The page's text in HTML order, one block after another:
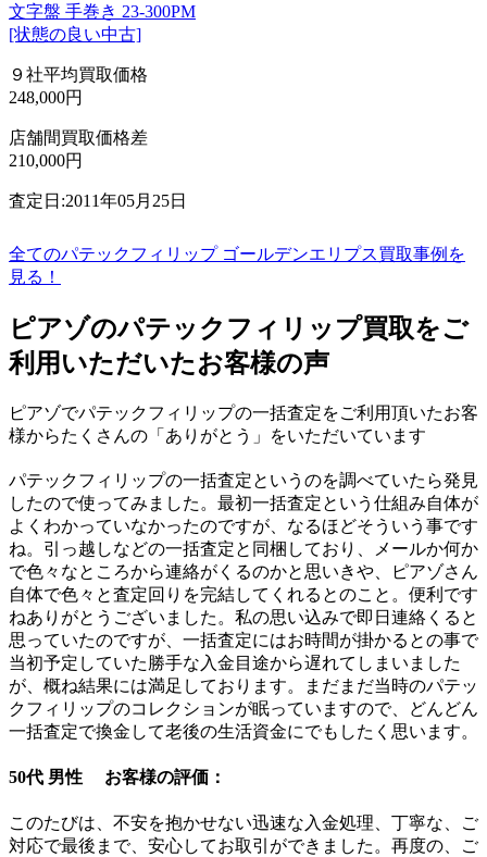
文字盤 手巻き 23-300PM
[状態の良い中古]
９社平均買取価格
248,000円
店舗間買取価格差
210,000円
査定日:2011年05月25日
全てのパテックフィリップ ゴールデンエリプス買取事例を
見る！
ピアゾのパテックフィリップ買取をご
利用いただいたお客様の声
ピアゾでパテックフィリップの一括査定をご利用頂いたお客
様からたくさんの「ありがとう」をいただいています
パテックフィリップの一括査定というのを調べていたら発見
したので使ってみました。最初一括査定という仕組み自体が
よくわかっていなかったのですが、なるほどそういう事です
ね。引っ越しなどの一括査定と同梱しており、メールか何か
で色々なところから連絡がくるのかと思いきや、ピアゾさん
自体で色々と査定回りを完結してくれるとのこと。便利です
ねありがとうございました。私の思い込みで即日連絡くると
思っていたのですが、一括査定にはお時間が掛かるとの事で
当初予定していた勝手な入金目途から遅れてしまいました
が、概ね結果には満足しております。まだまだ当時のパテッ
クフィリップのコレクションが眠っていますので、どんどん
一括査定で換金して老後の生活資金にでもしたく思います。
50代 男性 お客様の評価：
このたびは、不安を抱かせない迅速な入金処理、丁寧な、ご
対応で最後まで、安心してお取引ができました。再度の、ご